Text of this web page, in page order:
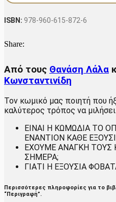
ποσότητα
ISBN: 978-960-615-872-6
Share:
Από τους Θανάση Λάλα
Κωνσταντινίδη
Τον κωμικό μας ποιητή που
καλύτερος τρόπος να
ΕΙΝΑΙ Η ΚΩΜΩΔΙΑ ΤΟ
ΕΝΑΝΤΙΟΝ ΚΑΘΕ
ΕΧΟΥΜΕ ΑΝΑΓΚΗ ΤΟΥΣ
ΣΗΜΕΡΑ;
ΓΙΑΤΙ Η ΕΞΟΥΣΙΑ
Περισσότερες πληροφορίες για το
“Περιγραφή”.